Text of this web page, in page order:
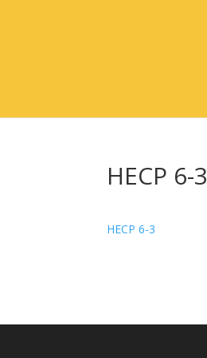
HECP 6-3
HECP 6-3